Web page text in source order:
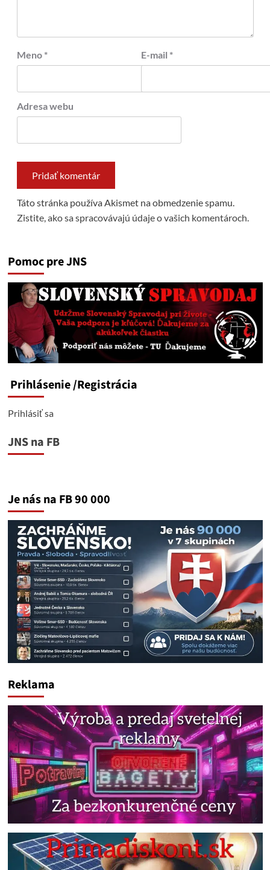
Meno * E-mail *
Adresa webu
Táto stránka používa Akismet na obmedzenie spamu.
Zistite, ako sa spracovávajú údaje o vašich komentároch.
Pomoc pre JNS
Prihlásenie/Registrácia
Prihlásiť sa
JNS na FB
Je nás na FB 90 000
Reklama